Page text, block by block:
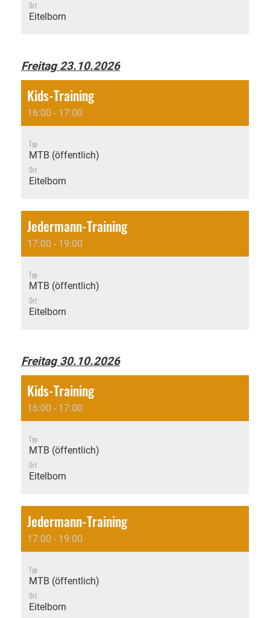
Ort
Eitelborn
Freitag 23.10.2026
Kids-Training
16:00 - 17:00
Typ
MTB (öffentlich)
Ort
Eitelborn
Jedermann-Training
17:00 - 19:00
Typ
MTB (öffentlich)
Ort
Eitelborn
Freitag 30.10.2026
Kids-Training
16:00 - 17:00
Typ
MTB (öffentlich)
Ort
Eitelborn
Jedermann-Training
17:00 - 19:00
Typ
MTB (öffentlich)
Ort
Eitelborn